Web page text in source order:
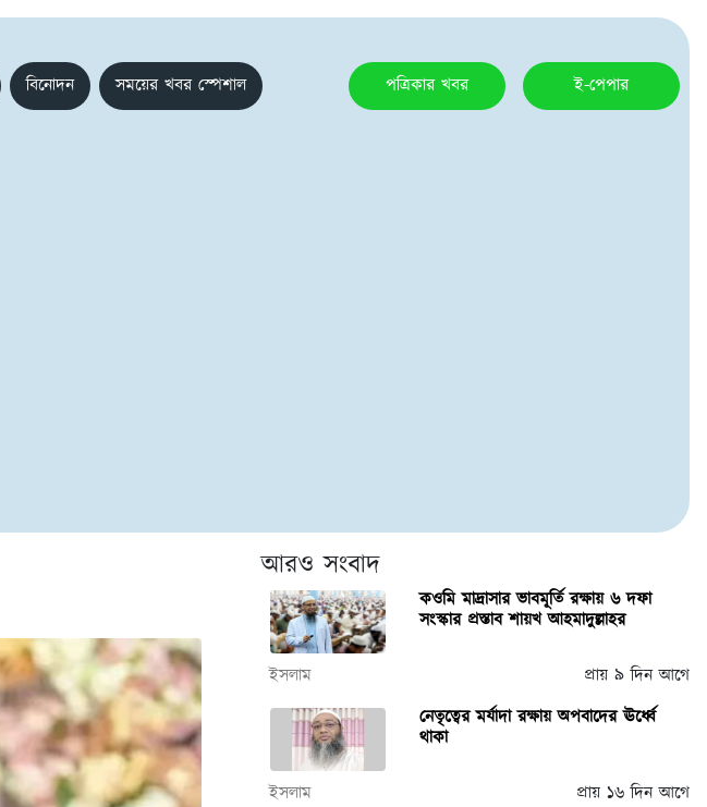
বিনোদন সময়ের খবর স্পেশাল পত্রিকার খবর ই-পেপার
আরও সংবাদ
কওমি মাদ্রাসার ভাবমূর্তি রক্ষায় ৬ দফা
সংস্কার প্রস্তাব শায়খ আহমাদুল্লাহর
ইসলাম
প্রায় ৯ দিন আগে
নেতৃত্বের মর্যাদা রক্ষায় অপবাদের ঊর্ধ্বে
থাকা
ইসলাম
প্রায় ১৬ দিন আগে